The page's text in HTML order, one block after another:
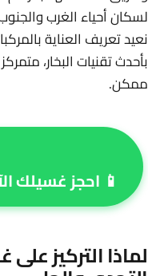
لسكان أحياء الغرب
نعيد تعريف العناية
بأحدث تقنيات البخار،
ممكن.
📱 احجز غسيلك
لماذا التركيز